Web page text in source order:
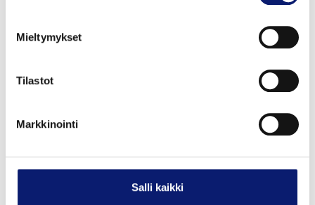
Mieltymykset
Tilastot
Markkinointi
Salli kaikki
Espoo
TWIN PERFORMANCE ULTRA BLACK EDITION